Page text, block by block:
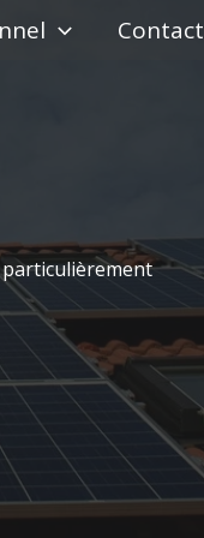
Contact